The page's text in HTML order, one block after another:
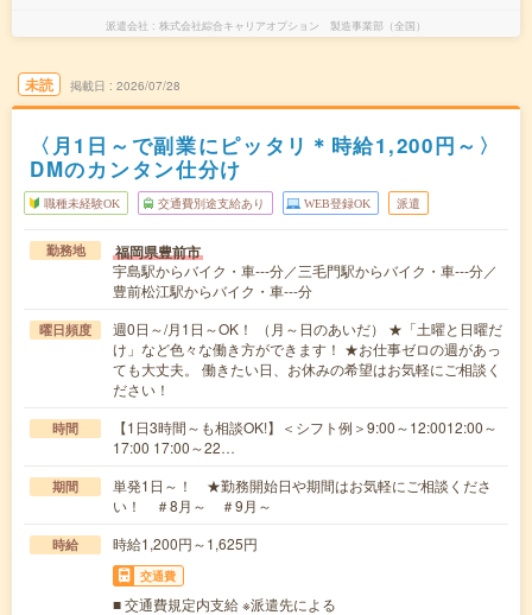
派遣会社 株式会社綜合キャリアオプション 製造事業部（全国）
未読 掲載日 2026/07/28
〈月1日～で副業にピッタリ＊時給1,200円～〉
DMのカンタン仕分け
職種未経験OK 交通費別途支給あり WEB登録OK 派遣
勤務地 福岡県豊前市
宇島駅からバイク・車---分／三毛門駅からバイク・車---分／
豊前松江駅からバイク・車---分
曜日頻度
週0日～/月1日～OK！ （月～日のあいだ） ★「土曜と日曜だ
け」など色々な働き方ができます！ ★お仕事ゼロの週があっ
ても大丈夫。 働きたい日、お休みの希望はお気軽にご相談く
ださい！
時間
【1日3時間～も相談OK!】＜シフト例＞9:00～12:0012:00～
17:00 17:00～22…
期間
単発1日～！ ★勤務開始日や期間はお気軽にご相談くださ
い！ ＃8月～ ＃9月～
時給 時給1,200円～1,625円
交通費
■ 交通費規定内支給 ※派遣先による